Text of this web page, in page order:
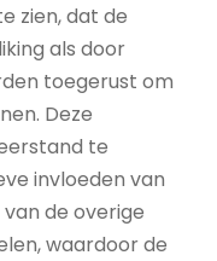
zien, dat de
als door
toegerust om
Deze
te
invloeden van
de overige
waardoor de